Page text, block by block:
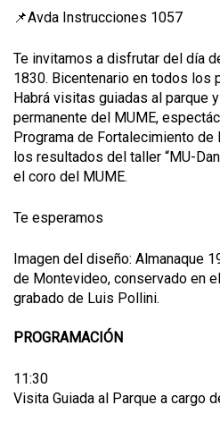
📌Avda Instrucciones 1057
Te invitamos a disfrutar del día
1830. Bicentenario en todos los
Habrá visitas guiadas al parque
permanente del MUME,
Programa de Fortalecimiento
los resultados del taller “MU-
el coro del MUME.
Te esperamos
Imagen del diseño: Almanaque
de Montevideo, conservado en
grabado de Luis Pollini.
PROGRAMACIÓN
11:30
Visita Guiada al Parque a cargo